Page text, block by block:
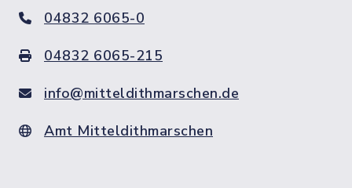
04832 6065-0
04832 6065-215
info@mitteldithmarschen.de
Amt Mitteldithmarschen